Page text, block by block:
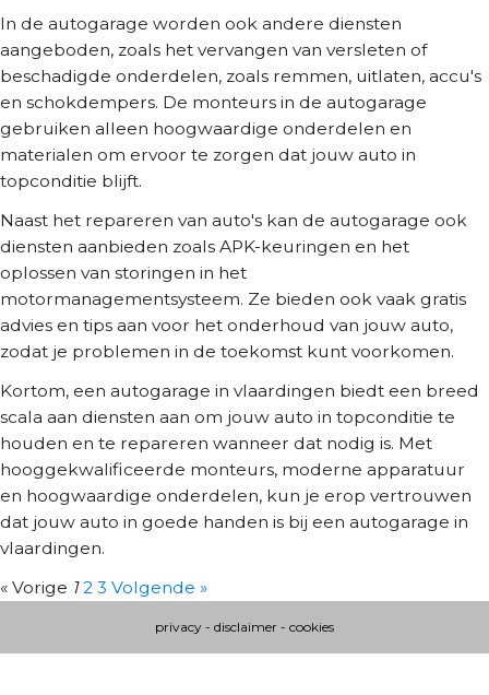
In de autogarage worden ook andere diensten
aangeboden, zoals het vervangen van versleten of
beschadigde onderdelen, zoals remmen, uitlaten, accu's
en schokdempers. De monteurs in de autogarage
gebruiken alleen hoogwaardige onderdelen en
materialen om ervoor te zorgen dat jouw auto in
topconditie blijft.
Naast het repareren van auto's kan de autogarage ook
diensten aanbieden zoals APK-keuringen en het
oplossen van storingen in het
motormanagementsysteem. Ze bieden ook vaak gratis
advies en tips aan voor het onderhoud van jouw auto,
zodat je problemen in de toekomst kunt voorkomen.
Kortom, een autogarage in vlaardingen biedt een breed
scala aan diensten aan om jouw auto in topconditie te
houden en te repareren wanneer dat nodig is. Met
hooggekwalificeerde monteurs, moderne apparatuur
en hoogwaardige onderdelen, kun je erop vertrouwen
dat jouw auto in goede handen is bij een autogarage in
vlaardingen.
« Vorige 1 2 3 Volgende »
privacy - disclaimer - cookies